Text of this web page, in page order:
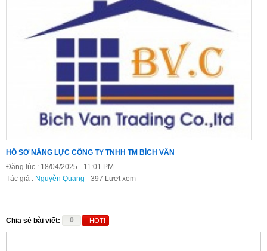
HỒ SƠ NĂNG LỰC CÔNG TY TNHH TM BÍCH VÂN
Đăng lúc : 18/04/2025 - 11:01 PM
Tác giả : Nguyễn Quang - 397 Lượt xem
Chia sẻ bài viết: 0 HOT!